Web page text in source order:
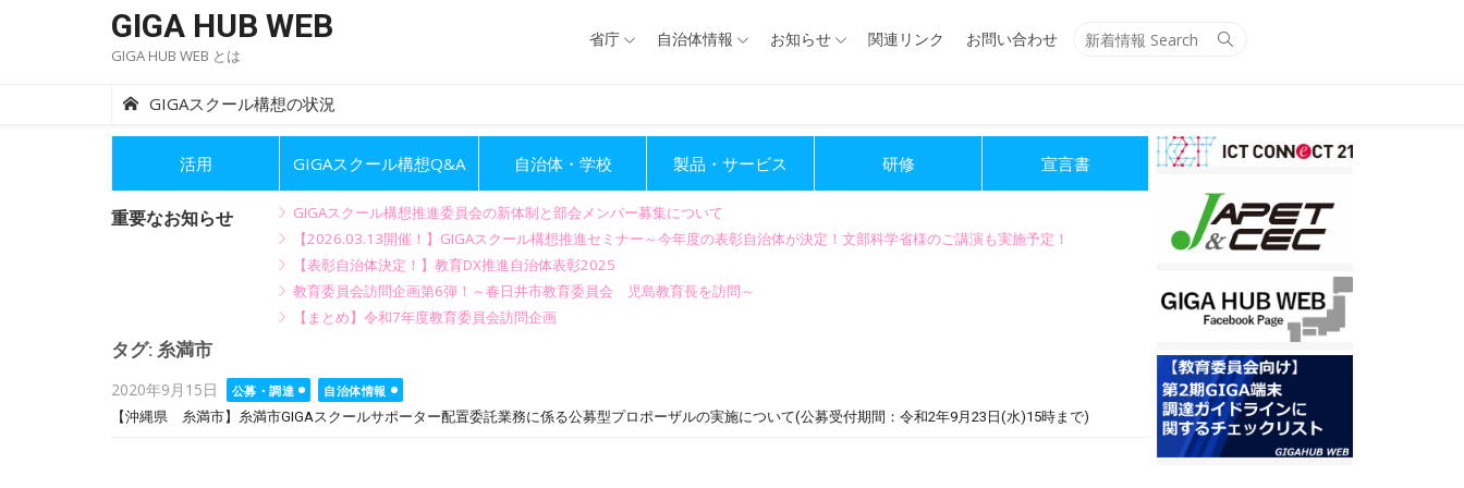
GIGA HUB WEB
GIGA HUB WEB とは
Search
省庁 自治体情報 お知らせ 関連リンク お問い合わせ
GIGAスクール構想の状況
活用 GIGAスクール構想Q&A 自治体・学校 製品・サービス 研修 宣言書
重要なお知らせ
GIGAスクール構想推進委員会の新体制と部会メンバー募集について
【2026.03.13開催！】GIGAスクール構想推進セミナー～今年度の表彰自治体が決定！文部科学省様のご講演も実施予定！
【表彰自治体決定！】教育DX推進自治体表彰2025
教育委員会訪問企画第6弾！～春日井市教育委員会 児島教育長を訪問～
【まとめ】令和7年度教育委員会訪問企画
タグ: 糸満市
Posted
on
2020年9月15日 公募・調達
自治体情報
【沖縄県 糸満市】糸満市GIGAスクールサポーター配置委託業務に係る公募型プロポーザルの実施について(公募受付期間：令和2年9月23日(水)15時まで)